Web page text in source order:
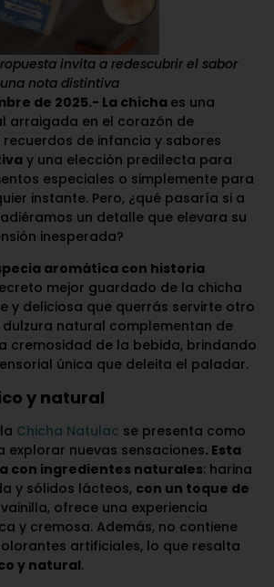
invita a redescubrir el sabor
nota distintiva
de 2025.- La chicha es una
arraigada en el corazón de
recuerdos de infancia y sabores
y una elección predilecta para
especiales o simplemente para
instante. Pero, ¿qué pasaría si a
un detalle que elevara su
inesperada?
aromática con historia
mejor guardado de la chicha
y deliciosa que querrás servirte otro
dulzura natural complementan de
cremosidad de la bebida, brindando
única que deleita el paladar.
y natural
Chicha Natulac se presenta como
explorar nuevas sensaciones. Esta
con ingredientes naturales: harina
y sólidos lácteos, con un toque de
ofrece una experiencia
y cremosa. Además, no contiene
artificiales, lo que resalta
y natural.